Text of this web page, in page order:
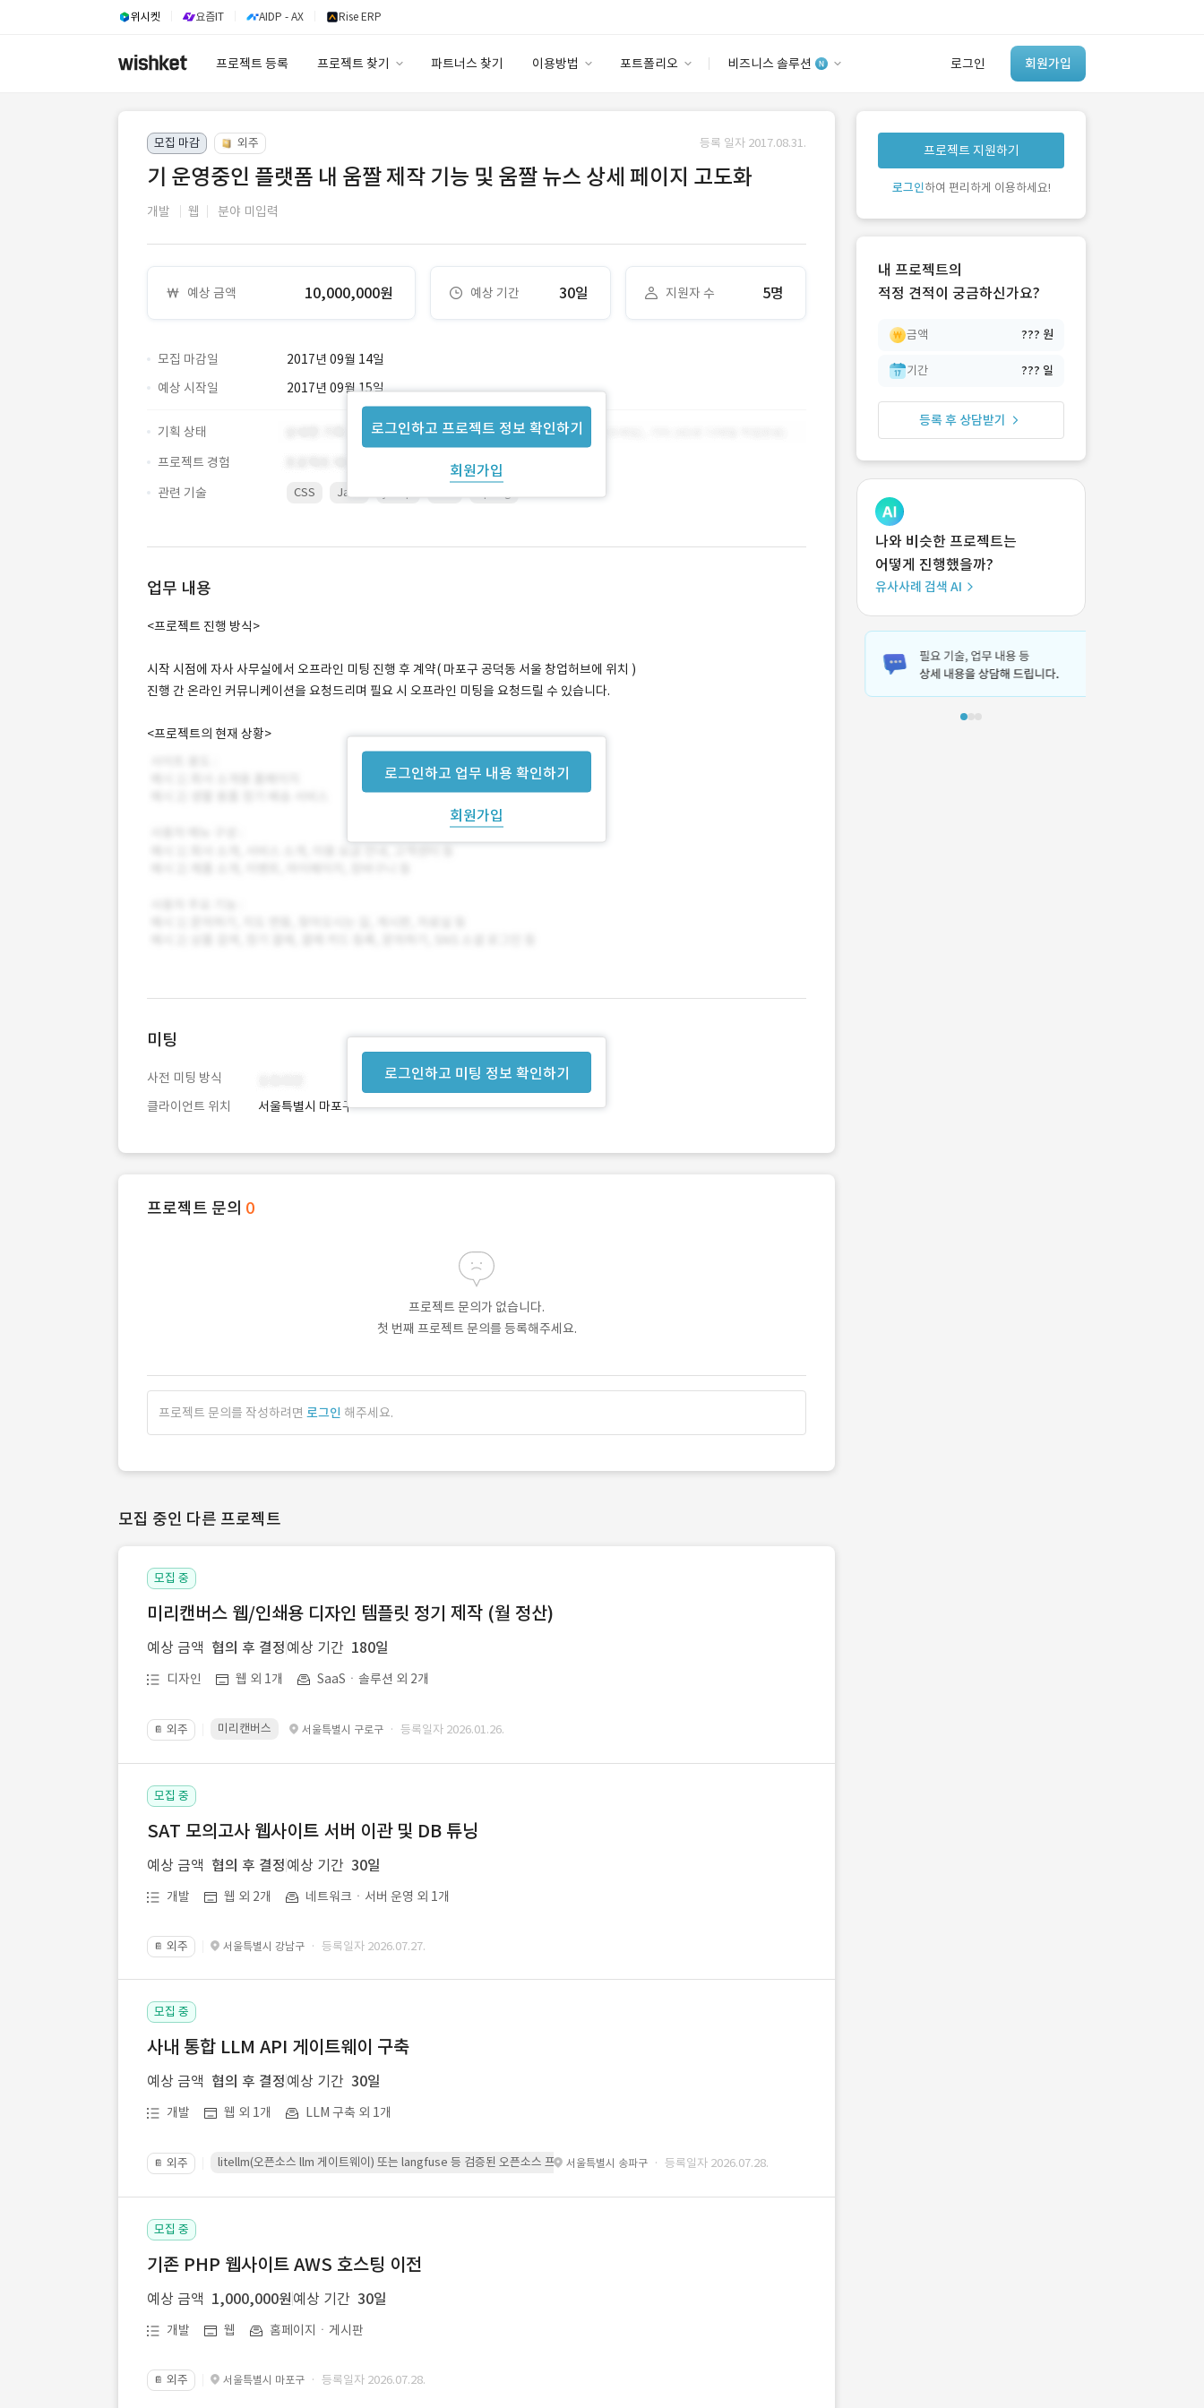
위시켓 요즘IT AIDP - AX Rise ERP
프로젝트 등록 프로젝트 찾기 파트너스 찾기 이용방법 포트폴리오 비즈니스 솔루션 로그인 회원가입
이용요금
고객센터
안심 코드 케어
솔루션 마켓
스토어
유사사례 검색 AI
‘이런 거’ 만들어본
개발 회사 있어?
모집 마감 외주 등록 일자 2017.08.31.
기 운영중인 플랫폼 내 움짤 제작 기능 및 움짤 뉴스 상세 페이지 고도화
개발 웹 분야 미입력
예상 금액 10,000,000원 예상 기간 30일 지원자 수 5명
모집 마감일 2017년 09월 14일
로그인하고 프로젝트 정보 확인하기
회원가입
예상 시작일 2017년 09월 15일
기획 상태
프로젝트 경험
관련 기술
CSS Java
업무 내용
로그인하고 업무 내용 확인하기
회원가입
<프로젝트 진행 방식>
시작 시점에 자사 사무실에서 오프라인 미팅 진행 후 계약( 마포구 공덕동 서울 창업허브에 위치 )
진행 간 온라인 커뮤니케이션을 요청드리며 필요 시 오프라인 미팅을 요청드릴 수 있습니다.
<프로젝트의 현재 상황>
로그인하고 미팅 정보 확인하기
미팅
사전 미팅 방식
클라이언트 위치
서울특별시 마포구
프로젝트 문의 0
프로젝트 문의가 없습니다.
첫 번째 프로젝트 문의를 등록해주세요.
프로젝트 문의를 작성하려면 로그인 해주세요.
모집 중인 다른 프로젝트
모집 중
미리캔버스 웹/인쇄용 디자인 템플릿 정기 제작 (월 정산)
예상 금액 협의 후 결정 예상 기간 180일
디자인 웹 외 1개 SaaSㆍ솔루션 외 2개
📔 외주 미리캔버스 서울특별시 구로구 · 등록일자 2026.01.26.
모집 중
SAT 모의고사 웹사이트 서버 이관 및 DB 튜닝
예상 금액 협의 후 결정 예상 기간 30일
개발 웹 외 2개 네트워크ㆍ서버 운영 외 1개
📔 외주 서울특별시 강남구 · 등록일자 2026.07.27.
모집 중
사내 통합 LLM API 게이트웨이 구축
예상 금액 협의 후 결정 예상 기간 30일
개발 웹 외 1개 LLM 구축 외 1개
📔 외주 litellm(오픈소스 llm 게이트웨이) 또는 langfuse 등 검증된 오픈소스 프레임워크를 기반으로 시스템을 구축
서울특별시 송파구 · 등록일자 2026.07.28.
모집 중
기존 PHP 웹사이트 AWS 호스팅 이전
예상 금액 1,000,000원 예상 기간 30일
개발 웹 홈페이지ㆍ게시판
📔 외주 서울특별시 마포구 · 등록일자 2026.07.28.
프로젝트 지원하기
로그인하여 편리하게 이용하세요!
내 프로젝트의
적정 견적이 궁금하신가요?
금액 ??? 원
기간 ??? 일
등록 후 상담받기
나와 비슷한 프로젝트는
어떻게 진행했을까?
유사사례 검색 AI